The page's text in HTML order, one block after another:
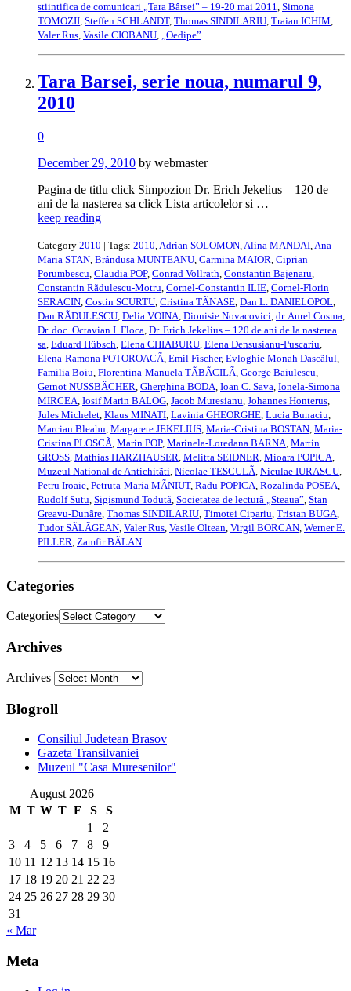
stiintifica de comunicari „Tara Bârsei” – 19-20 mai 2011, Simona
TOMOZII, Steffen SCHLANDT, Thomas SINDILARIU, Traian ICHIM,
Valer Rus, Vasile CIOBANU, „Oedipe”
Tara Barsei, serie noua, numarul 9,
2010
0
December 29, 2010 by webmaster
Pagina de titlu click Simpozion Dr. Erich Jekelius – 120 de
ani de la nasterea sa click Lista articolelor si …
keep reading
Category 2010 | Tags: 2010 Adrian SOLOMON Alina MANDAI Ana-
Maria STAN Brândusa MUNTEANU Carmina MAIOR Ciprian
Porumbescu Claudia POP, Conrad Vollrath Constantin Bajenaru
Constantin Rãdulescu-Motru Cornel-Constantin ILIE Cornel-Florin
SERACIN Costin SCURTU Cristina TÃNASE Dan L. DANIELOPOL
Dan RÃDULESCU Delia VOINA Dionisie Novacovici dr. Aurel Cosma
Dr. doc. Octavian I. Floca Dr. Erich Jekelius – 120 de ani de la nasterea
sa Eduard Hübsch Elena CHIABURU Elena Densusianu-Puscariu
Elena-Ramona POTOROACÃ Emil Fischer, Evloghie Monah Dascãlul
Familia Boiu Florentina-Manuela TÃBÃCILÃ George Baiulescu
Gernot NUSSBÄCHER Gherghina BODA Ioan C. Sava Ionela-Simona
MIRCEA Iosif Marin BALOG Jacob Muresianu Johannes Honterus
Jules Michelet Klaus MINATI Lavinia GHEORGHE Lucia Bunaciu
Marcian Bleahu Margarete JEKELIUS Maria-Cristina BOSTAN Maria-
Cristina PLOSCÃ Marin POP, Marinela-Loredana BARNA Martin
GROSS Mathias HARZHAUSER Melitta SEIDNER Mioara POPICA
Muzeul National de Antichitãti Nicolae TESCULÃ Niculae IURASCU
Petru Iroaie Petruta-Maria MÃNIUT, Radu POPICA Rozalinda POSEA
Rudolf Sutu Sigismund Todutã Societatea de lecturã „Steaua” Stan
Greavu-Dunãre Thomas SINDILARIU Timotei Cipariu Tristan BUGA
Tudor SÃLÃGEAN Valer Rus Vasile Oltean Virgil BORCAN Werner E.
PILLER Zamfir BÃLAN
Categories
Categories
Archives
Archives
Blogroll
Consiliul Judetean Brasov
Gazeta Transilvaniei
Muzeul "Casa Muresenilor"
August 2026
M T W T F S
S
1
2
3
4 5 6 7 8
9
10 11 12 13 14 15 16
17 18 19 20 21 22 23
24 25 26 27 28 29 30
31
« Mar
Meta